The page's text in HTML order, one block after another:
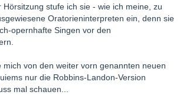
Hörsitzung stufe ich sie - wie ich meine, zu
Oratorieninterpreten ein, denn sie
opernhafte Singen vor den
mich von den weiter vorn genannten neuen
nur die Robbins-Landon-Version
mal schauen...